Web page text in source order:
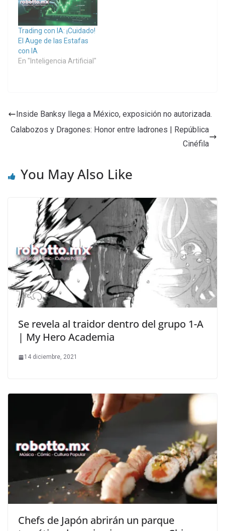
Trading con IA: ¡Cuidado!
El Auge de las Estafas
con IA
En "Inteligencia Artificial"
Inside Banksy llega a México, exposición no autorizada.
Calabozos y Dragones: Honor entre ladrones | República
Cinéfila
You May Also Like
Se revela al traidor dentro del grupo 1-A
| My Hero Academia
14 diciembre, 2021
Chefs de Japón abrirán un parque